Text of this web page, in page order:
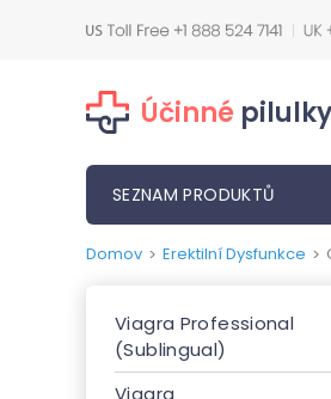
Účinné
SEZNAM PRODUKTŮ
Domov > Erektilní Dysfunkce >
Viagra Professional
(Sublingual)
Viagra